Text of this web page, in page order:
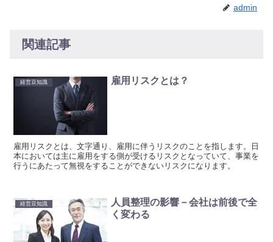
admin
関連記事
経営豆知識 雇用リスクとは？
雇用リスクとは、文字通り、雇用に伴うリスクのことを指します。日
本においては主に雇用をする側が受けるリスクとなっていて、事業を
行うにあたって無視をすることができないリスクになります。
経営豆知識
人員整理の影響－会社は前後で全
く変わる